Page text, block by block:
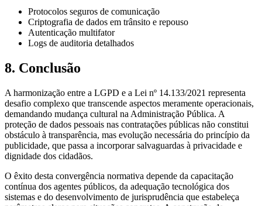
Protocolos seguros de comunicação
Criptografia de dados em trânsito e repouso
Autenticação multifator
Logs de auditoria detalhados
8. Conclusão
A harmonização entre a LGPD e a Lei nº 14.133/2021 representa
desafio complexo que transcende aspectos meramente operacionais,
demandando mudança cultural na Administração Pública. A
proteção de dados pessoais nas contratações públicas não constitui
obstáculo à transparência, mas evolução necessária do princípio da
publicidade, que passa a incorporar salvaguardas à privacidade e
dignidade dos cidadãos.
O êxito desta convergência normativa depende da capacitação
contínua dos agentes públicos, da adequação tecnológica dos
sistemas e do desenvolvimento de jurisprudência que estabeleça